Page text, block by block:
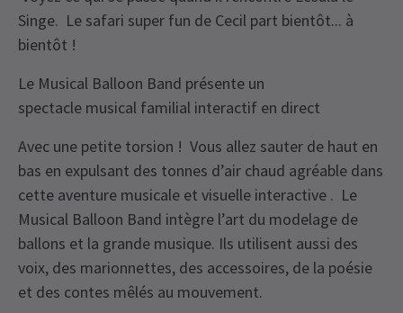
Singe. Le safari super fun de Cecil part bientôt... à
bientôt !
Le Musical Balloon Band présente un
spectacle musical familial interactif en direct
Avec une petite torsion ! Vous allez sauter de haut en
bas en expulsant des tonnes d’air chaud agréable dans
cette aventure musicale et visuelle interactive . Le
Musical Balloon Band intègre l’art du modelage de
ballons et la grande musique. Ils utilisent aussi des
voix, des marionnettes, des accessoires, de la poésie
et des contes mêlés au mouvement.